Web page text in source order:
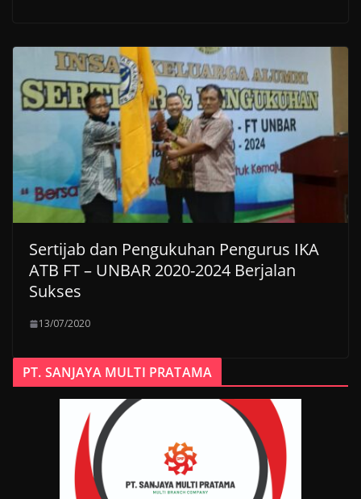
Sertijab dan Pengukuhan Pengurus IKA
ATB FT – UNBAR 2020-2024 Berjalan
Sukses
13/07/2020
PT. SANJAYA MULTI PRATAMA